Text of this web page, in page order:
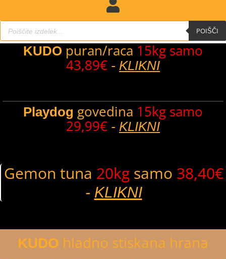
Products
search POIŠČI
KUDO puran/raca 15kg samo
43,89€ - KLIKNI
Playdog govedina 15kg samo
29,99€ - KLIKNI
Gemon tuna 20kgsamo 38,40€
- KLIKNI
KUDO hladno stiskana hrana